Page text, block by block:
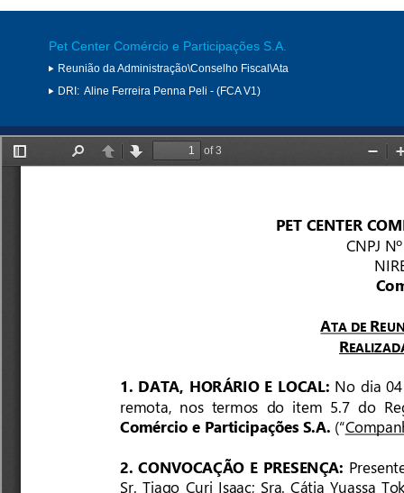
Pet Center Comércio e Participações S.A.
Reunião da Administração\Conselho Fiscal\Ata
DRI: Aline Ferreira Penna Peli - (FCA V1)